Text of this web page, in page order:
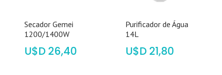
Secador Gemei
1200/1400W
$ 26,40
Purificador de Água
14L
$ 21,80